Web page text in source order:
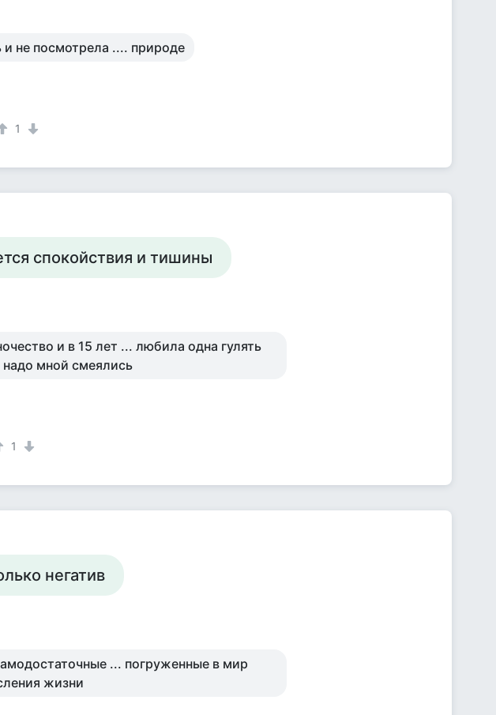
не посмотрела .... природе
1
спокойствия и тишины
и в 15 лет ... любила одна гулять
мной смеялись
1
негатив
... погруженные в мир
жизни